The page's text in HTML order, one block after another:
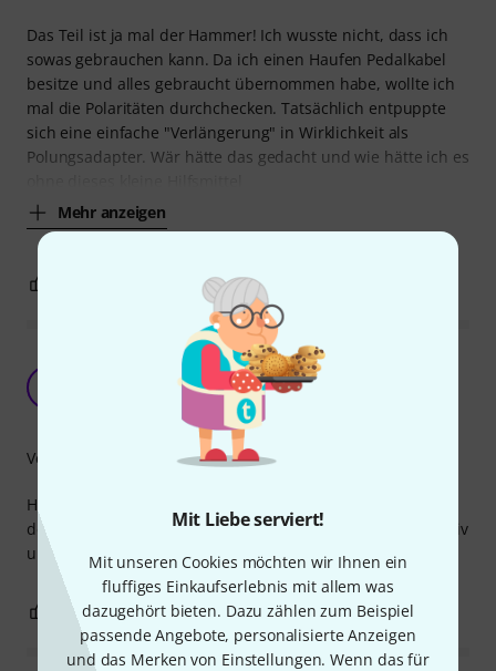
Mit Liebe serviert!
Mit unseren Cookies möchten wir Ihnen ein
fluffiges Einkaufserlebnis mit allem was
dazugehört bieten. Dazu zählen zum Beispiel
passende Angebote, personalisierte Anzeigen
und das Merken von Einstellungen. Wenn das für
Das Teil ist ja mal der Hammer! Ich wusste nicht, dass ich
sowas gebrauchen kann. Da ich einen Haufen Pedalkabel
besitze und alles gebraucht übernommen habe, wollte ich
mal die Polaritäten durchchecken. Tatsächlich entpuppte
sich eine einfache "Verlängerung" in Wirklichkeit als
Polungsadapter. Wär hätte das gedacht und wie hätte ich es
Mehr anzeigen
BEWERTUNG MELDEN
Statt 2 LED Farben wäre ein Blinken bei
Invertierung wohl intuitiver gewesen
Michael861 13.01.2023
Hab mir einen Teil der Anleitung auf den Stecker geklebt,
denn was denn nun rot oder blau bedeutet, ist nicht intuitiv
und daher bis zum nächsten Gebrauch wieder vergessen.
Verarbeitung
0 BEWERTUNG MELDEN